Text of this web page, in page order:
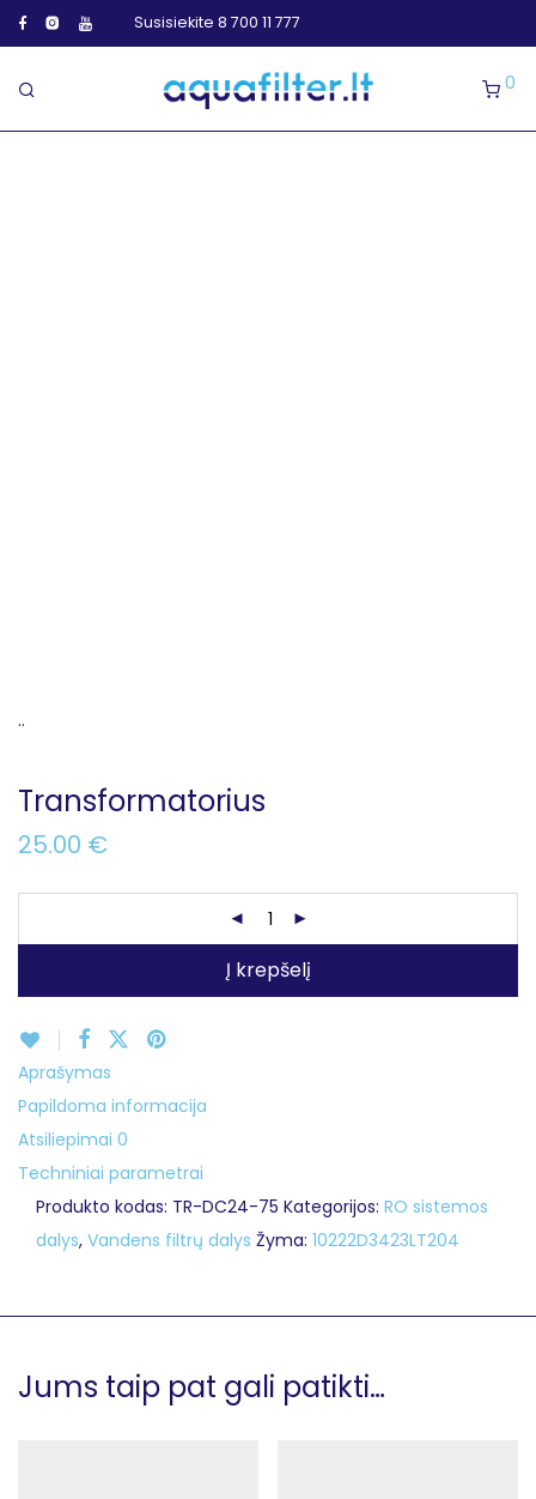
Susisiekite 8 700 11 777
0
..
Transformatorius
25.00 €
Į krepšelį
Aprašymas
Papildoma informacija
Atsiliepimai 0
Techniniai parametrai
Produkto kodas: TR-DC24-75 Kategorijos: RO sistemos
dalys, Vandens filtrų dalys Žyma: 10222D3423LT204
Jums taip pat gali patikti…